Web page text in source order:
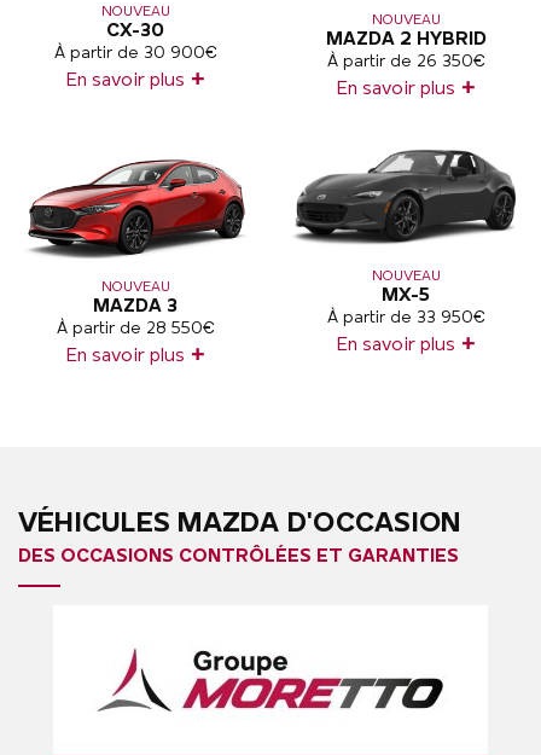
NOUVEAU
CX-30
À partir de 30 900€
En savoir plus +
NOUVEAU
MAZDA 2 HYBRID
À partir de 26 350€
En savoir plus +
NOUVEAU
MAZDA 3
À partir de 28 550€
En savoir plus +
NOUVEAU
MX-5
À partir de 33 950€
En savoir plus +
VÉHICULES MAZDA D'OCCASION
DES OCCASIONS CONTRÔLÉES ET GARANTIES